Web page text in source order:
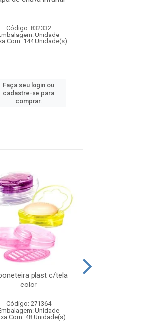
Código: 832332
Unidade
Com: 144 Unidade(s)
Faça seu login ou
cadastre-se para
comprar.
plast c/tela
color
Código: 271364
Unidade
Com: 48 Unidade(s)